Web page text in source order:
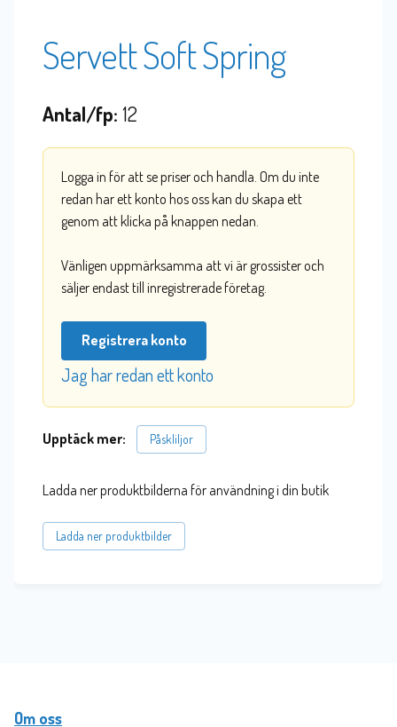
Servett Soft Spring
Antal/fp: 12
Logga in för att se priser och handla. Om du inte
redan har ett konto hos oss kan du skapa ett
genom att klicka på knappen nedan.
Vänligen uppmärksamma att vi är grossister och
säljer endast till inregistrerade företag.
Registrera konto
Jag har redan ett konto
Upptäck mer: Påskliljor
Ladda ner produktbilderna för användning i din butik
Ladda ner produktbilder
Om oss